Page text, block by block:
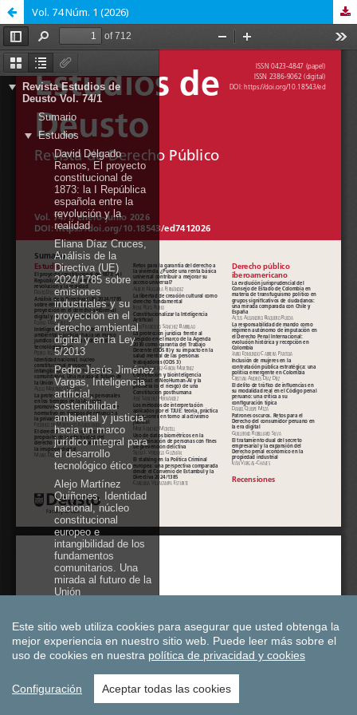
Vol. 74 Núm. 1 (2026)
Este sitio web utiliza cookies para asegurar que usted obtenga la
mejor experiencia en nuestro sitio web. Puede leer más sobre el
uso de cookies en nuestra política de privacidad y cookies
Configuración Aceptar todas las cookies